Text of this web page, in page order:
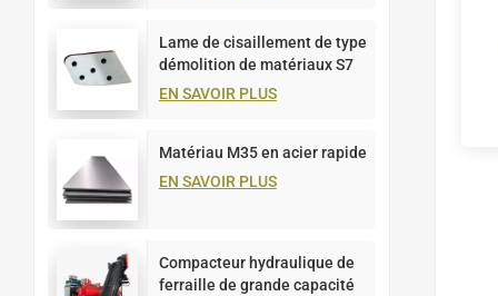
Lame de cisaillement de type
démolition de matériaux S7
pour la découpe de plaques
EN SAVOIR PLUS
Matériau M35 en acier rapide
EN SAVOIR PLUS
Compacteur hydraulique de
ferraille de grande capacité